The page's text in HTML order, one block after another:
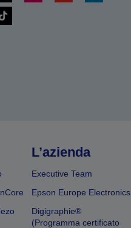
L’azienda
Executive Team
Epson Europe Electronics
Digigraphie®
(Programma certificato